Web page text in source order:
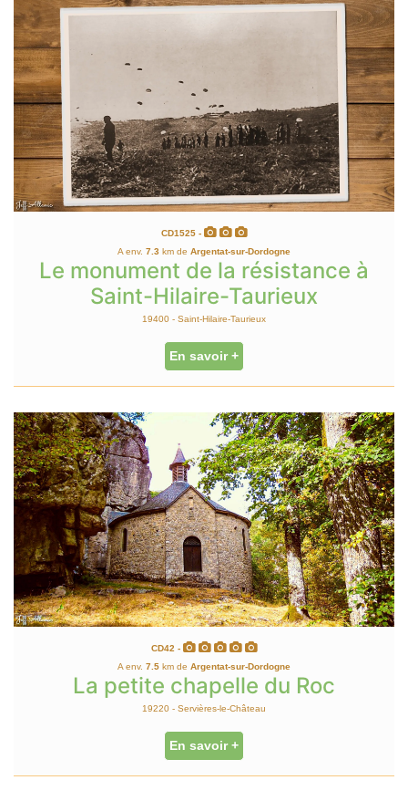
CD1525 -
A env. 7.3 km de Argentat-sur-Dordogne
Le monument de la résistance à
Saint-Hilaire-Taurieux
19400 - Saint-Hilaire-Taurieux
En savoir +
CD42 -
A env. 7.5 km de Argentat-sur-Dordogne
La petite chapelle du Roc
19220 - Servières-le-Château
En savoir +